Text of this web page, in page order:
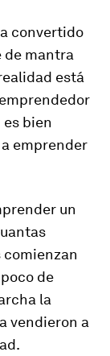
convertido
de mantra
está
bien
emprender
un
comienzan
de
la
vendieron a